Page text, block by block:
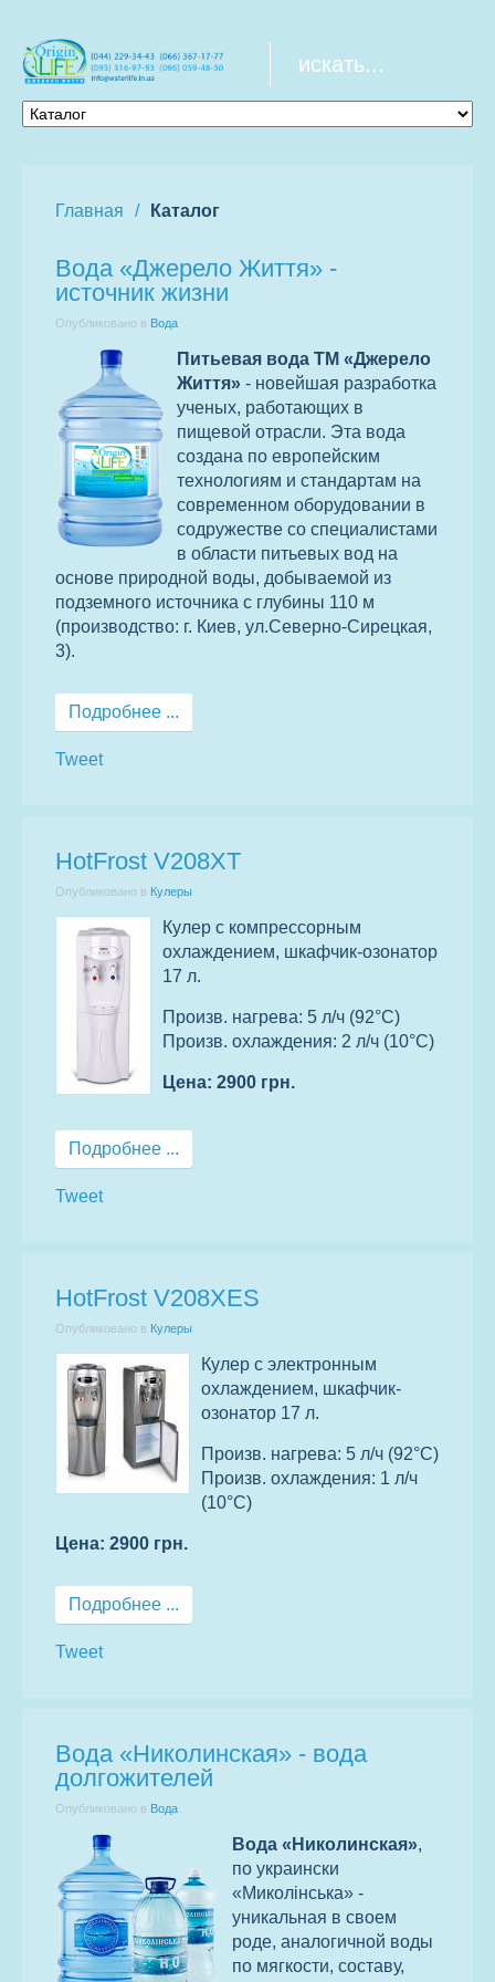
Главная Каталог
Вода «Джерело Життя» -
источник жизни
Опубликовано в Вода
Питьевая вода ТМ «Джерело
Життя» - новейшая разработка
ученых, работающих в
пищевой отрасли. Эта вода
создана по европейским
технологиям и стандартам на
современном оборудовании в
содружестве со специалистами
в области питьевых вод на
основе природной воды, добываемой из
подземного источника с глубины 110 м
(производство: г. Киев, ул.Северно-Сирецкая,
3).
Подробнее ...
Tweet
HotFrost V208XT
Опубликовано в Кулеры
Кулер с компрессорным
охлаждением, шкафчик-озонатор
17 л.
Произв. нагрева: 5 л/ч (92°C)
Произв. охлаждения: 2 л/ч (10°C)
Цена: 2900 грн.
Подробнее ...
Tweet
HotFrost V208XES
Опубликовано в Кулеры
Кулер с электронным
охлаждением, шкафчик-
озонатор 17 л.
Произв. нагрева: 5 л/ч (92°С)
Произв. охлаждения: 1 л/ч
(10°С)
Цена: 2900 грн.
Подробнее ...
Tweet
Вода «Николинская» - вода
долгожителей
Опубликовано в Вода
Вода «Николинская»,
по украински
«Миколінська» -
уникальная в своем
роде, аналогичной воды
по мягкости, составу,